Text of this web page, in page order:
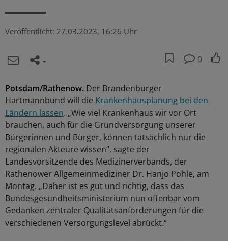
Veröffentlicht: 27.03.2023, 16:26 Uhr
0
Potsdam/Rathenow. Der Brandenburger
Hartmannbund will die Krankenhausplanung bei den
Ländern lassen. „Wie viel Krankenhaus wir vor Ort
brauchen, auch für die Grundversorgung unserer
Bürgerinnen und Bürger, können tatsächlich nur die
regionalen Akteure wissen“, sagte der
Landesvorsitzende des Medizinerverbands, der
Rathenower Allgemeinmediziner Dr. Hanjo Pohle, am
Montag. „Daher ist es gut und richtig, dass das
Bundesgesundheitsministerium nun offenbar vom
Gedanken zentraler Qualitätsanforderungen für die
verschiedenen Versorgungslevel abrückt.“